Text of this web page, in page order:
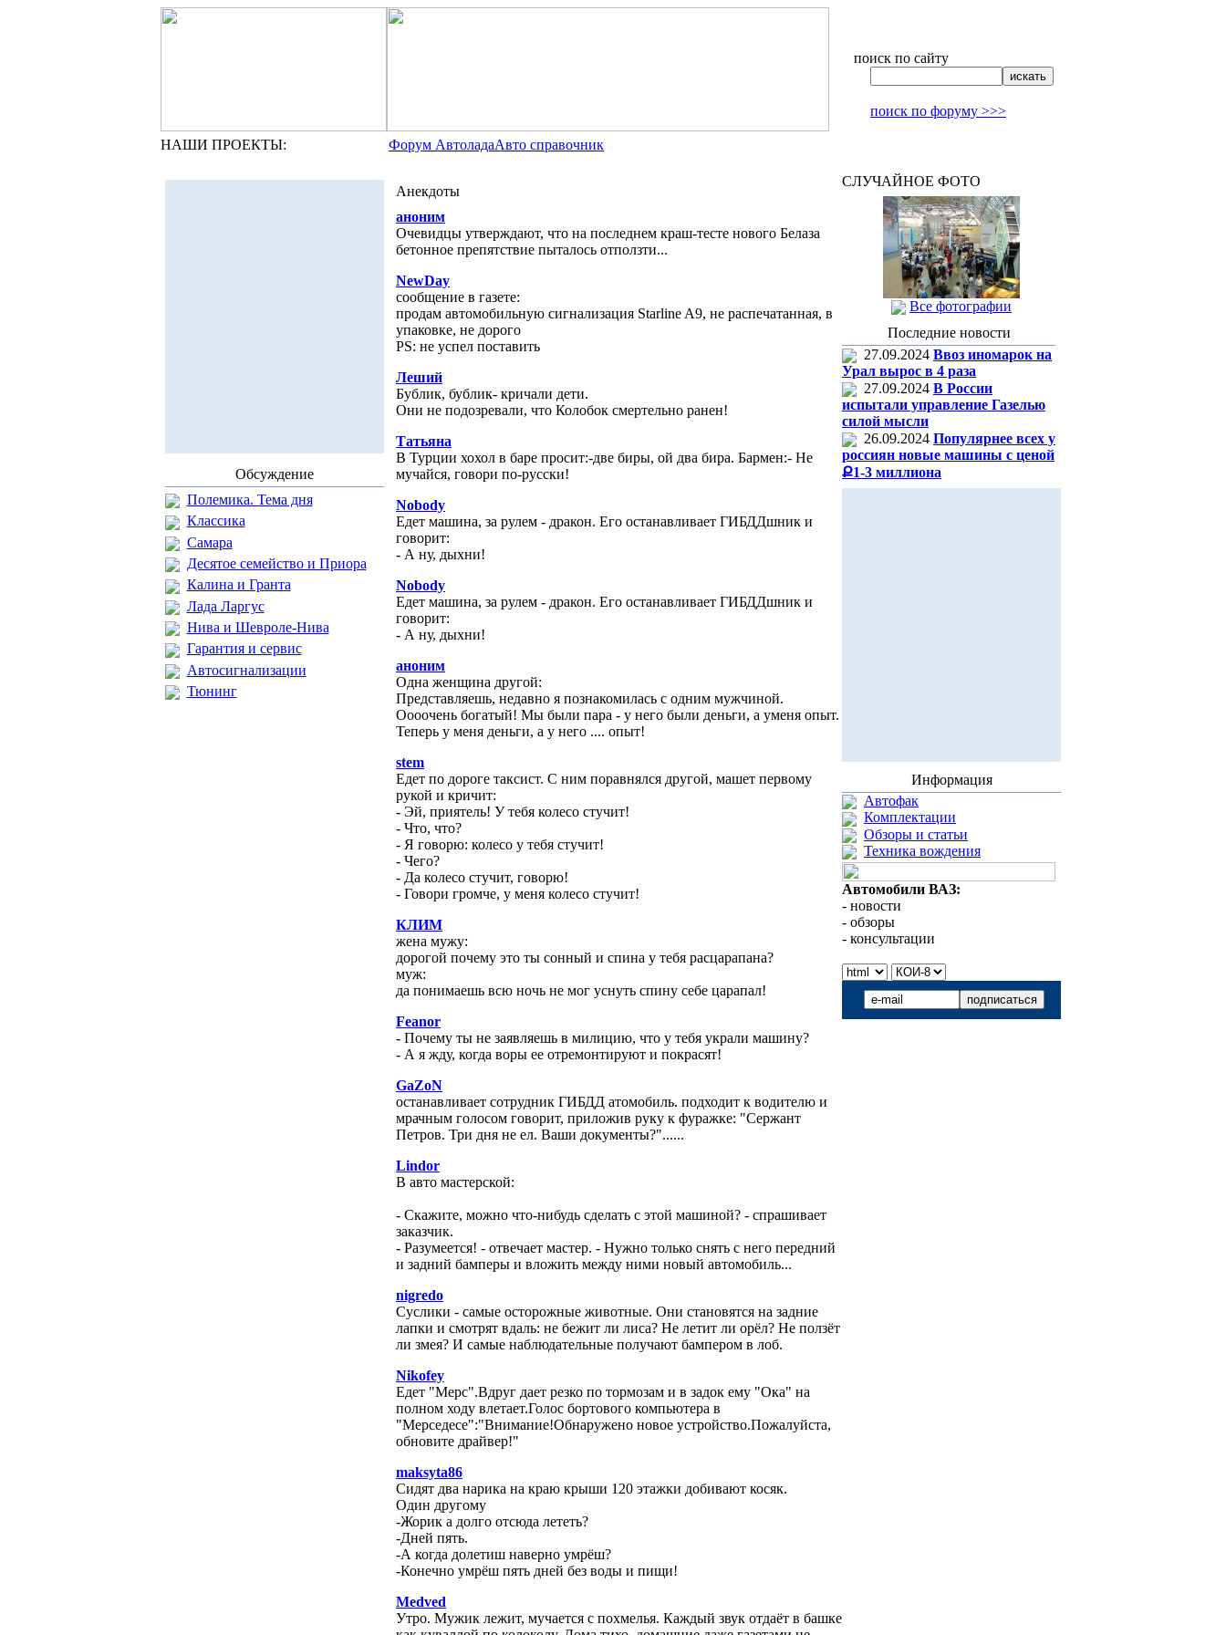
поиск по сайту
поиск по форуму >>>
НАШИ ПРОЕКТЫ: Форум АвтоладаАвто справочник
Обсуждение
Полемика. Тема дня
Классика
Самара
Десятое семейство и Приора
Калина и Гранта
Лада Ларгус
Нива и Шевроле-Нива
Гарантия и сервис
Автосигнализации
Тюнинг
Анекдоты
аноним
Очевидцы утверждают, что на последнем краш-тесте нового Белаза
бетонное препятствие пыталось отползти...
NewDay
сообщение в газете:
продам автомобильную сигнализация Starline A9, не распечатанная, в
упаковке, не дорого
PS: не успел поставить
Леший
Бублик, бублик- кричали дети.
Они не подозревали, что Колобок смертельно ранен!
Татьяна
В Турции хохол в баре просит:-две биры, ой два бира. Бармен:- Не
мучайся, говори по-русски!
Nobody
Едет машина, за рулем - дракон. Его останавливает ГИБДДшник и
говорит:
- А ну, дыхни!
Nobody
Едет машина, за рулем - дракон. Его останавливает ГИБДДшник и
говорит:
- А ну, дыхни!
аноним
Одна женщина другой:
Представляешь, недавно я познакомилась с одним мужчиной.
Оооочень богатый! Мы были пара - у него были деньги, а уменя опыт.
Теперь у меня деньги, а у него .... опыт!
stem
Едет по дороге таксист. С ним поравнялся другой, машет первому
рукой и кричит:
- Эй, приятель! У тебя колесо стучит!
- Что, что?
- Я говорю: колесо у тебя стучит!
- Чего?
- Да колесо стучит, говорю!
- Говори громче, у меня колесо стучит!
КЛИМ
жена мужу:
дорогой почему это ты сонный и спина у тебя расцарапана?
муж:
да понимаешь всю ночь не мог уснуть спину себе царапал!
Feanor
- Почему ты не заявляешь в милицию, что у тебя украли машину?
- А я жду, когда воры ее отремонтируют и покрасят!
GaZoN
останавливает сотрудник ГИБДД атомобиль. подходит к водителю и
мрачным голосом говорит, приложив руку к фуражке: "Сержант
Петров. Три дня не ел. Ваши документы?"......
Lindor
В авто мастерской:
- Скажите, можно что-нибудь сделать с этой машиной? - спрашивает
заказчик.
- Разумеется! - отвечает мастер. - Hужно только снять с него передний
и задний бамперы и вложить между ними новый автомобиль...
nigredo
Суслики - самые осторожные животные. Они становятся на задние
лапки и смотрят вдаль: не бежит ли лиса? Не летит ли орёл? Не ползёт
ли змея? И самые наблюдательные получают бампером в лоб.
Nikofey
Едет "Мерс".Вдруг дает резко по тормозам и в задок ему "Ока" на
полном ходу влетает.Голос бортового компьютера в
"Мерседесе":"Внимание!Обнаружено новое устройство.Пожалуйста,
обновите драйвер!"
maksyta86
Сидят два нарика на краю крыши 120 этажки добивают косяк.
Один другому
-Жорик а долго отсюда лететь?
-Дней пять.
-А когда долетиш наверно умрёш?
-Конечно умрёш пять дней без воды и пищи!
Medved
Утро. Мужик лежит, мучается с похмелья. Каждый звук отдаёт в башке
СЛУЧАЙНОЕ ФОТО
Все фотографии
Последние новости
27.09.2024 Ввоз иномарок на
Урал вырос в 4 раза
27.09.2024 В России
испытали управление Газелью
силой мысли
26.09.2024 Популярнее всех у
россиян новые машины с ценой
Ք1-3 миллиона
Информация
Автофак
Комплектации
Обзоры и статьи
Техника вождения
Автомобили ВАЗ:
- новости
- обзоры
- консультации